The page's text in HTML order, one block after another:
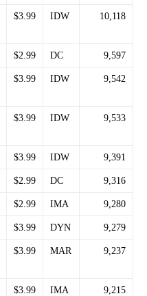
$3.99 IDW 10,118
$2.99 DC 9,597
$3.99 IDW 9,542
$3.99 IDW 9,533
$3.99 IDW 9,391
$2.99 DC 9,316
$2.99 IMA 9,280
$3.99 DYN 9,279
$3.99 MAR 9,237
$3.99 IMA 9,215